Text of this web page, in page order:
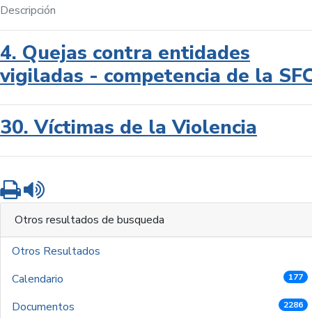
Descripción
4. Quejas contra entidades
vigiladas - competencia de la
30. Víctimas de la Violencia
Imprimir
Otros resultados de busqueda
Otros Resultados
Calendario
177
Documentos 2286